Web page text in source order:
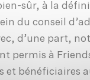
sûr, à la
du conseil
d’une part,
permis à
et bénéficiaires